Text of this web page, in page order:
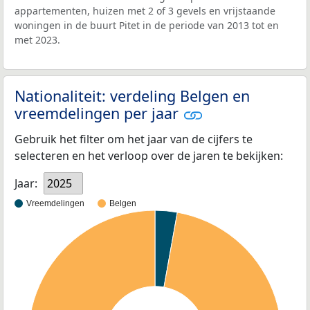
appartementen, huizen met 2 of 3 gevels en vrijstaande
woningen in de buurt Pitet in de periode van 2013 tot en
met 2023.
Nationaliteit: verdeling Belgen en
vreemdelingen per jaar
Gebruik het filter om het jaar van de cijfers te
selecteren en het verloop over de jaren te bekijken:
Jaar:
2025
Vreemdelingen Belgen